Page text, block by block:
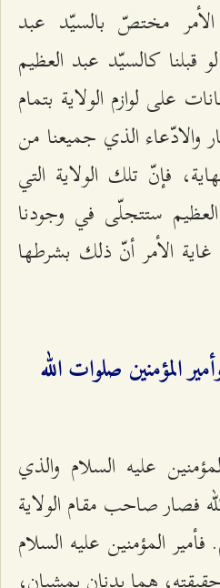
مختصّ بالسيّد عبد
قبلنا كالسيّد عبد العظيم
على لوازم الولاية بتمام
والادّعاء الذي جميعنا من
فإنّ تلك الولاية التي
ستتجلّى في وجودنا
غاية الأمر أنّ ذلك بشرطها
المؤمنين صلوات الله
عليه السلام والذي
فصار صاحب مقام الولاية
فأمير المؤمنين عليه السلام